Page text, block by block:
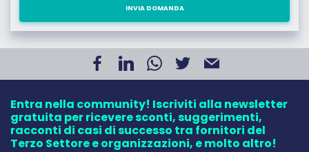
INVIA DOMANDA
Entra nella community! Iscriviti alla newsletter
gratuita per ricevere sconti, suggerimenti,
racconti di casi di successo tra fornitori del
Terzo Settore e organizzazioni, e molto altro!